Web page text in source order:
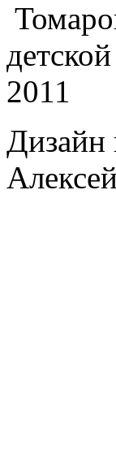
2011
Дизайн